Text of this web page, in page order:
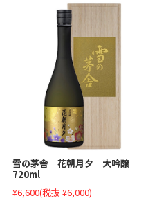
雪の茅舎 花朝月夕 大吟醸
720ml
¥6,600(税抜 ¥6,000)